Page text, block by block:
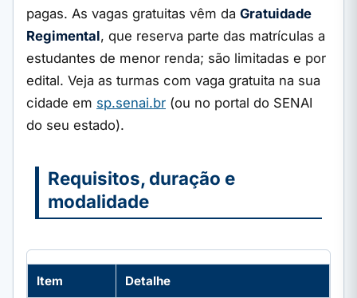
pagas. As vagas gratuitas vêm da Gratuidade
Regimental, que reserva parte das matrículas a
estudantes de menor renda; são limitadas e por
edital. Veja as turmas com vaga gratuita na sua
cidade em sp.senai.br (ou no portal do SENAI
do seu estado).
Requisitos, duração e
modalidade
Item Detalhe